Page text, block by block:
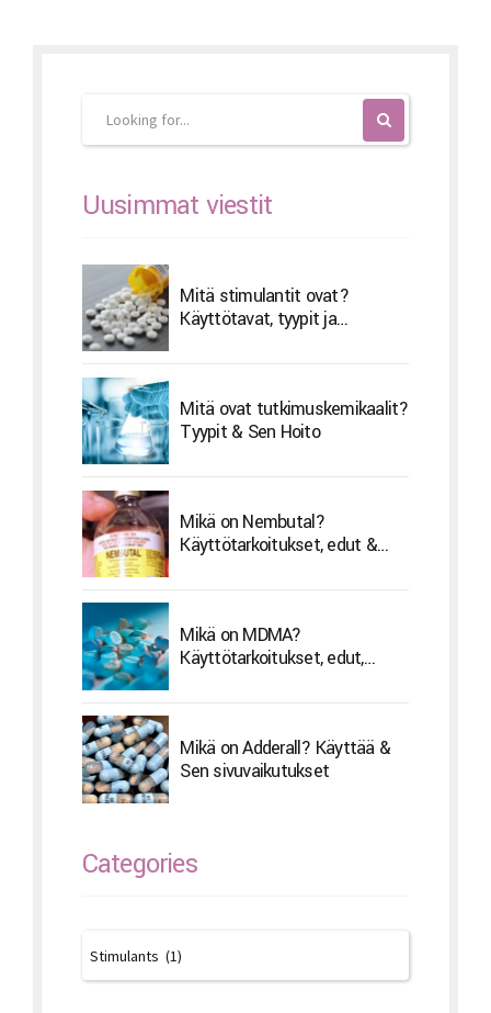
Uusimmat viestit
Mitä stimulantit ovat?
Käyttötavat, tyypit ja
Mitä ovat tutkimuskemikaalit?
Tyypit & Sen Hoito
Mikä on Nembutal?
Käyttötarkoitukset, edut &
Mikä on MDMA?
Käyttötarkoitukset, edut,
Mikä on Adderall? Käyttää &
Sen sivuvaikutukset
Categories